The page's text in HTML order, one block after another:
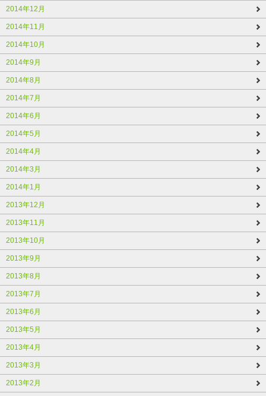
2014年12月
2014年11月
2014年10月
2014年9月
2014年8月
2014年7月
2014年6月
2014年5月
2014年4月
2014年3月
2014年1月
2013年12月
2013年11月
2013年10月
2013年9月
2013年8月
2013年7月
2013年6月
2013年5月
2013年4月
2013年3月
2013年2月